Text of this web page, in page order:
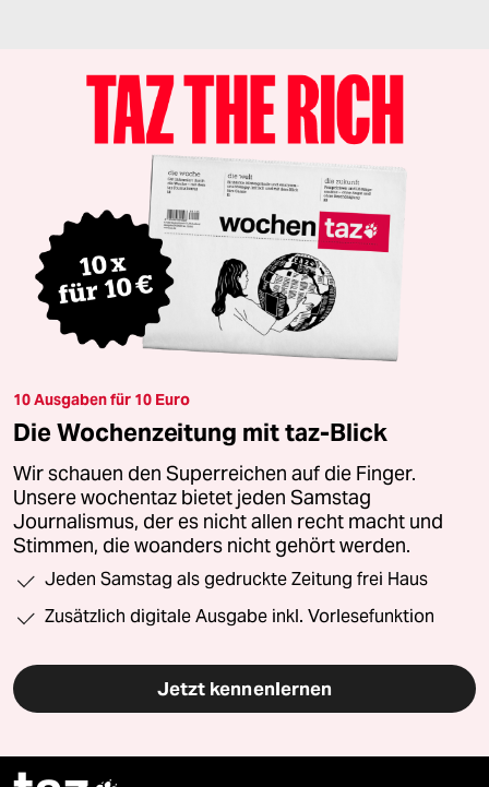
10 Ausgaben für 10 Euro
Die Wochenzeitung mit taz-Blick
Wir schauen den Superreichen auf die Finger.
Unsere wochentaz bietet jeden Samstag
Journalismus, der es nicht allen recht macht und
Stimmen, die woanders nicht gehört werden.
Jeden Samstag als gedruckte Zeitung frei Haus
Zusätzlich digitale Ausgabe inkl. Vorlesefunktion
Jetzt kennenlernen